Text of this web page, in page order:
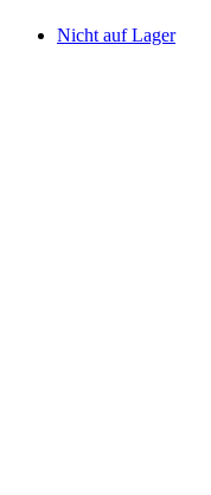
Nicht auf Lager